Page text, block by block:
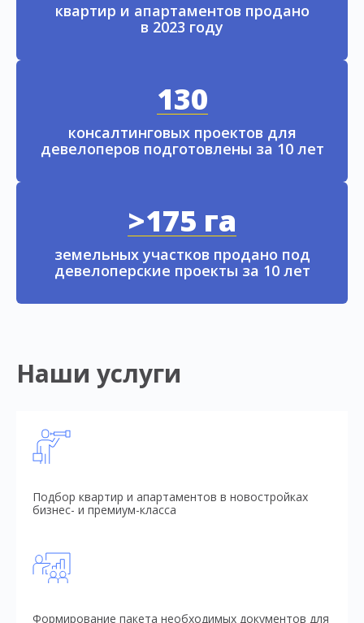
квартир и апартаментов продано
в 2023 году
130
консалтинговых проектов для
девелоперов подготовлены за 10 лет
>175 га
земельных участков продано под
девелоперские проекты за 10 лет
Наши услуги
Подбор квартир и апартаментов в новостройках
бизнес- и премиум-класса
Формирование пакета необходимых документов для